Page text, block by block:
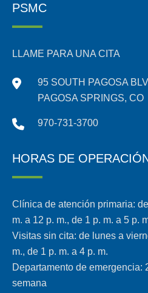
PSMC
LLAME PARA UNA CITA
95 SOUTH PAGOSA
PAGOSA SPRINGS, CO
970-731-3700
HORAS DE
Clínica de atención primaria:
m. a 12 p. m., de 1 p. m. a 5 p.
Visitas sin cita: de lunes a
m., de 1 p. m. a 4 p. m.
Departamento de emergencia:
semana